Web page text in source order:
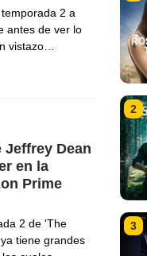
2 a
antes de ver lo
vistazo…
Jeffrey Dean
en la
Prime
2 de 'The
tiene grandes
2
3